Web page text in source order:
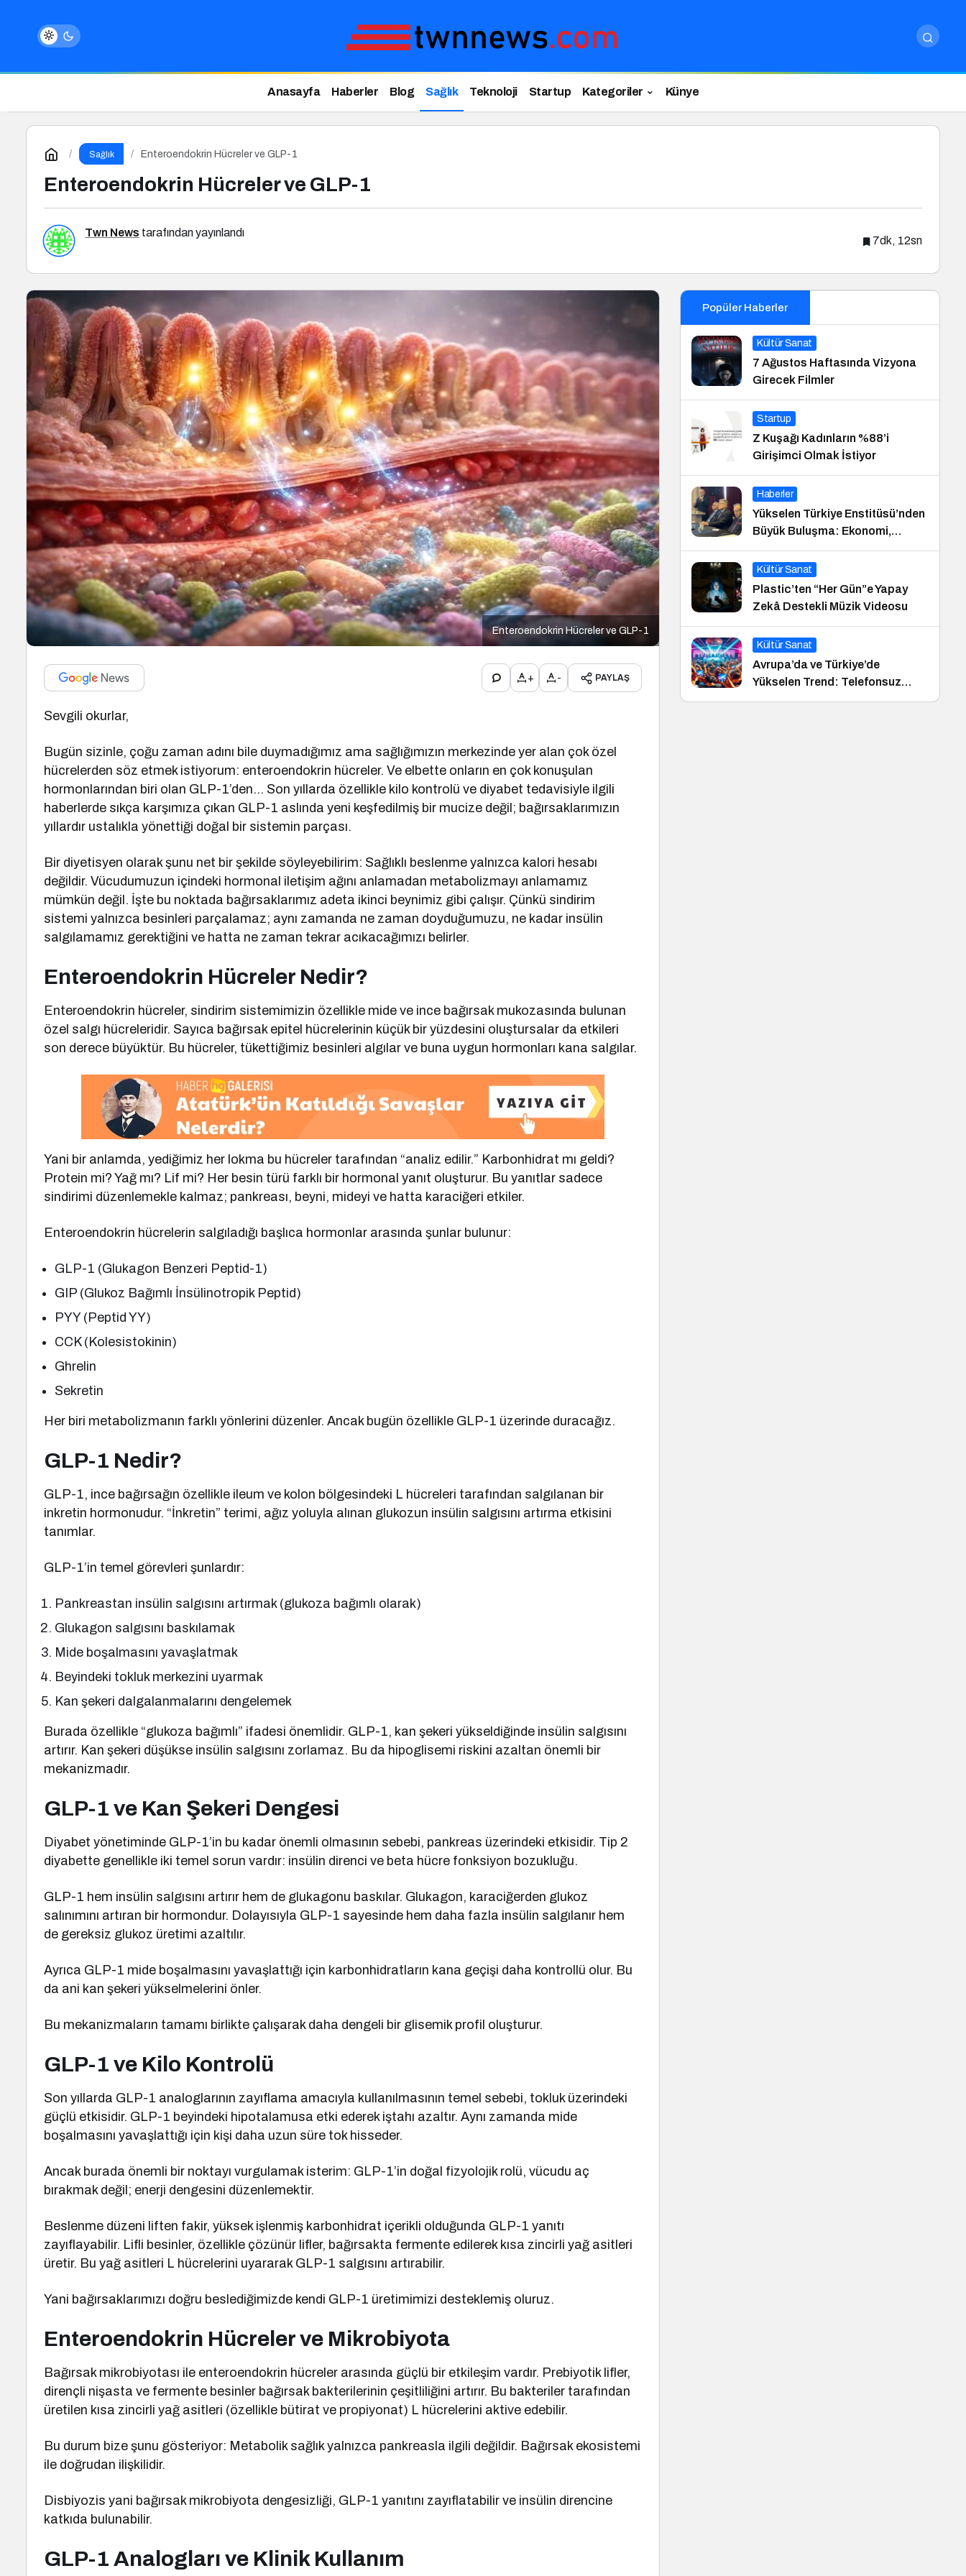
Anasayfa Haberler Blog Sağlık Teknoloji Startup Kategoriler Künye
Sağlık Enteroendokrin Hücreler ve GLP-1
Enteroendokrin Hücreler ve GLP-1
Twn News tarafından yayınlandı
7dk, 12sn
Enteroendokrin Hücreler ve GLP-1
+ - PAYLAŞ
Sevgili okurlar,
Bugün sizinle, çoğu zaman adını bile duymadığımız ama sağlığımızın merkezinde yer alan çok özel
hücrelerden söz etmek istiyorum: enteroendokrin hücreler. Ve elbette onların en çok konuşulan
hormonlarından biri olan GLP-1’den… Son yıllarda özellikle kilo kontrolü ve diyabet tedavisiyle ilgili
haberlerde sıkça karşımıza çıkan GLP-1 aslında yeni keşfedilmiş bir mucize değil; bağırsaklarımızın
yıllardır ustalıkla yönettiği doğal bir sistemin parçası.
Bir diyetisyen olarak şunu net bir şekilde söyleyebilirim: Sağlıklı beslenme yalnızca kalori hesabı
değildir. Vücudumuzun içindeki hormonal iletişim ağını anlamadan metabolizmayı anlamamız
mümkün değil. İşte bu noktada bağırsaklarımız adeta ikinci beynimiz gibi çalışır. Çünkü sindirim
sistemi yalnızca besinleri parçalamaz; aynı zamanda ne zaman doyduğumuzu, ne kadar insülin
salgılamamız gerektiğini ve hatta ne zaman tekrar acıkacağımızı belirler.
Enteroendokrin Hücreler Nedir?
Enteroendokrin hücreler, sindirim sistemimizin özellikle mide ve ince bağırsak mukozasında bulunan
özel salgı hücreleridir. Sayıca bağırsak epitel hücrelerinin küçük bir yüzdesini oluştursalar da etkileri
son derece büyüktür. Bu hücreler, tükettiğimiz besinleri algılar ve buna uygun hormonları kana salgılar.
Yani bir anlamda, yediğimiz her lokma bu hücreler tarafından “analiz edilir.” Karbonhidrat mı geldi?
Protein mi? Yağ mı? Lif mi? Her besin türü farklı bir hormonal yanıt oluşturur. Bu yanıtlar sadece
sindirimi düzenlemekle kalmaz; pankreası, beyni, mideyi ve hatta karaciğeri etkiler.
Enteroendokrin hücrelerin salgıladığı başlıca hormonlar arasında şunlar bulunur:
GLP-1 (Glukagon Benzeri Peptid-1)
GIP (Glukoz Bağımlı İnsülinotropik Peptid)
PYY (Peptid YY)
CCK (Kolesistokinin)
Ghrelin
Sekretin
Her biri metabolizmanın farklı yönlerini düzenler. Ancak bugün özellikle GLP-1 üzerinde duracağız.
GLP-1 Nedir?
GLP-1, ince bağırsağın özellikle ileum ve kolon bölgesindeki L hücreleri tarafından salgılanan bir
inkretin hormonudur. “İnkretin” terimi, ağız yoluyla alınan glukozun insülin salgısını artırma etkisini
tanımlar.
GLP-1’in temel görevleri şunlardır:
Pankreastan insülin salgısını artırmak (glukoza bağımlı olarak)
Glukagon salgısını baskılamak
Mide boşalmasını yavaşlatmak
Beyindeki tokluk merkezini uyarmak
Kan şekeri dalgalanmalarını dengelemek
Burada özellikle “glukoza bağımlı” ifadesi önemlidir. GLP-1, kan şekeri yükseldiğinde insülin salgısını
artırır. Kan şekeri düşükse insülin salgısını zorlamaz. Bu da hipoglisemi riskini azaltan önemli bir
mekanizmadır.
GLP-1 ve Kan Şekeri Dengesi
Diyabet yönetiminde GLP-1’in bu kadar önemli olmasının sebebi, pankreas üzerindeki etkisidir. Tip 2
diyabette genellikle iki temel sorun vardır: insülin direnci ve beta hücre fonksiyon bozukluğu.
GLP-1 hem insülin salgısını artırır hem de glukagonu baskılar. Glukagon, karaciğerden glukoz
salınımını artıran bir hormondur. Dolayısıyla GLP-1 sayesinde hem daha fazla insülin salgılanır hem
de gereksiz glukoz üretimi azaltılır.
Ayrıca GLP-1 mide boşalmasını yavaşlattığı için karbonhidratların kana geçişi daha kontrollü olur. Bu
da ani kan şekeri yükselmelerini önler.
Bu mekanizmaların tamamı birlikte çalışarak daha dengeli bir glisemik profil oluşturur.
GLP-1 ve Kilo Kontrolü
Son yıllarda GLP-1 analoglarının zayıflama amacıyla kullanılmasının temel sebebi, tokluk üzerindeki
güçlü etkisidir. GLP-1 beyindeki hipotalamusa etki ederek iştahı azaltır. Aynı zamanda mide
boşalmasını yavaşlattığı için kişi daha uzun süre tok hisseder.
Ancak burada önemli bir noktayı vurgulamak isterim: GLP-1’in doğal fizyolojik rolü, vücudu aç
bırakmak değil; enerji dengesini düzenlemektir.
Beslenme düzeni liften fakir, yüksek işlenmiş karbonhidrat içerikli olduğunda GLP-1 yanıtı
zayıflayabilir. Lifli besinler, özellikle çözünür lifler, bağırsakta fermente edilerek kısa zincirli yağ asitleri
üretir. Bu yağ asitleri L hücrelerini uyararak GLP-1 salgısını artırabilir.
Yani bağırsaklarımızı doğru beslediğimizde kendi GLP-1 üretimimizi desteklemiş oluruz.
Enteroendokrin Hücreler ve Mikrobiyota
Bağırsak mikrobiyotası ile enteroendokrin hücreler arasında güçlü bir etkileşim vardır. Prebiyotik lifler,
dirençli nişasta ve fermente besinler bağırsak bakterilerinin çeşitliliğini artırır. Bu bakteriler tarafından
üretilen kısa zincirli yağ asitleri (özellikle bütirat ve propiyonat) L hücrelerini aktive edebilir.
Bu durum bize şunu gösteriyor: Metabolik sağlık yalnızca pankreasla ilgili değildir. Bağırsak ekosistemi
ile doğrudan ilişkilidir.
Disbiyozis yani bağırsak mikrobiyota dengesizliği, GLP-1 yanıtını zayıflatabilir ve insülin direncine
katkıda bulunabilir.
GLP-1 Analogları ve Klinik Kullanım
Popüler Haberler
Kültür Sanat
7 Ağustos Haftasında Vizyona
Girecek Filmler
Startup
Z Kuşağı Kadınların %88’i
Girişimci Olmak İstiyor
Haberler
Yükselen Türkiye Enstitüsü’nden
Büyük Buluşma: Ekonomi,
Güvenlik Politikaları ve Hukuk
Konferansı
Kültür Sanat
Plastic’ten “Her Gün”e Yapay
Zekâ Destekli Müzik Videosu
Kültür Sanat
Avrupa’da ve Türkiye’de
Yükselen Trend: Telefonsuz
Gece Kulüpleri